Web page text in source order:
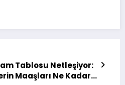
Tablosu Netleşiyor:
Maaşları Ne Kadar